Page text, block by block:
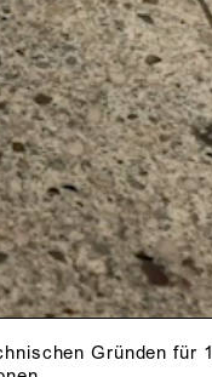
Gründen für